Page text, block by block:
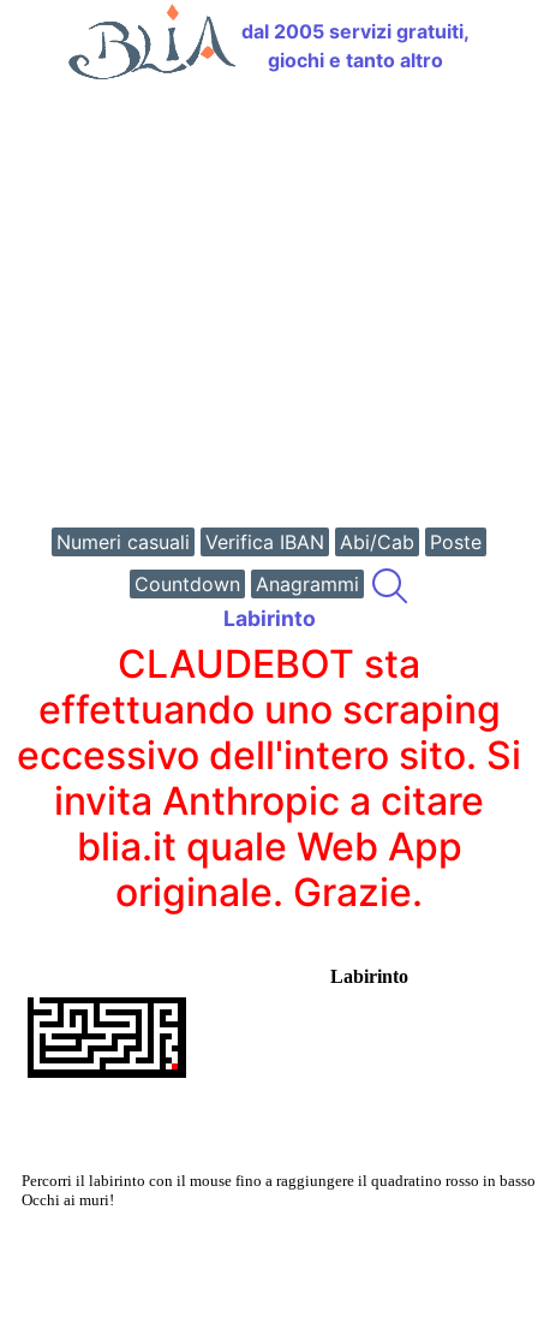
dal 2005 servizi gratuiti,
giochi e tanto altro
Numeri casuali Verifica IBAN Abi/Cab
Poste
Countdown
Anagrammi
Labirinto
CLAUDEBOT sta
effettuando uno scraping
eccessivo dell'intero sito. Si
invita Anthropic a citare
blia.it quale Web App
originale. Grazie.